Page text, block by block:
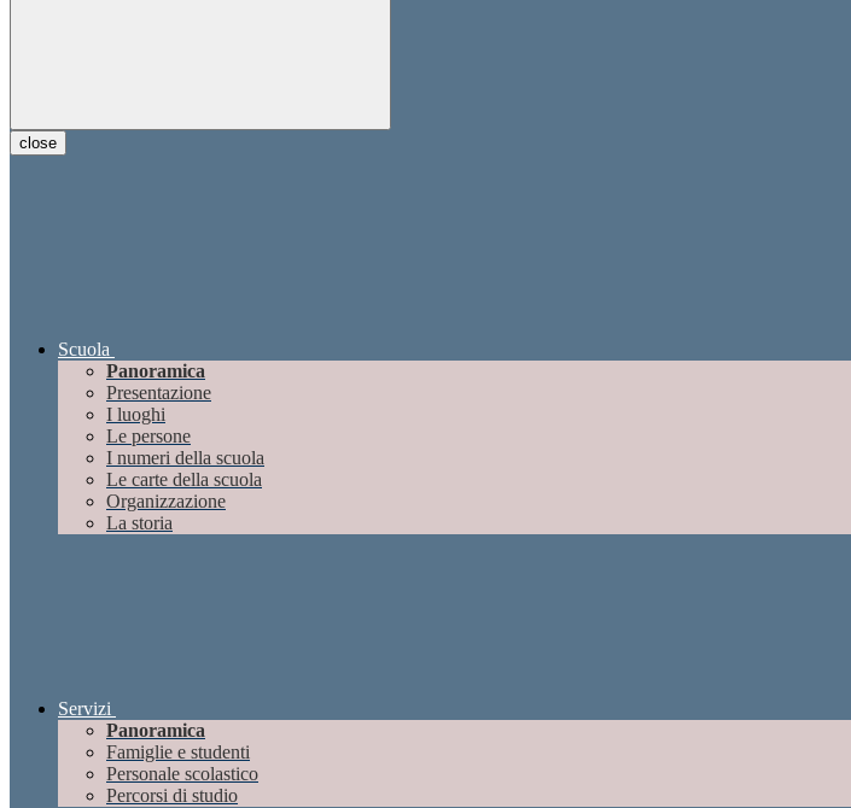
close
Scuola
Panoramica
Presentazione
I luoghi
Le persone
I numeri della scuola
Le carte della scuola
Organizzazione
La storia
Servizi
Panoramica
Famiglie e studenti
Personale scolastico
Percorsi di studio